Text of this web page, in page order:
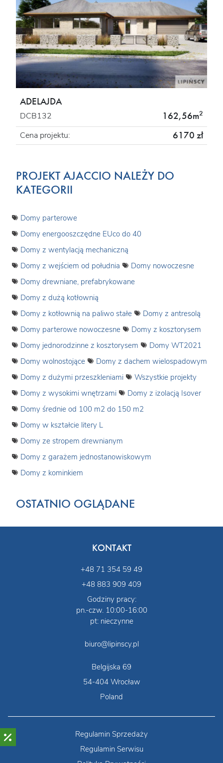
ADELAJDA
DCB132 162,56m2
Cena projektu: 6170 zł
PROJEKT AJACCIO NALEŻY DO
KATEGORII
Domy parterowe
Domy energooszczędne EUco do 40
Domy z wentylacją mechaniczną
Domy z wejściem od południa
Domy nowoczesne
Domy drewniane, prefabrykowane
Domy z dużą kotłownią
Domy z kotłownią na paliwo stałe
Domy z antresolą
Domy parterowe nowoczesne
Domy z kosztorysem
Domy jednorodzinne z kosztorysem
Domy WT2021
Domy wolnostojące
Domy z dachem wielospadowym
Domy z dużymi przeszkleniami
Wszystkie projekty
Domy z wysokimi wnętrzami
Domy z izolacją Isover
Domy średnie od 100 m2 do 150 m2
Domy w kształcie litery L
Domy ze stropem drewnianym
Domy z garażem jednostanowiskowym
Domy z kominkiem
OSTATNIO OGLĄDANE
KONTAKT
+48 71 354 59 49
+48 883 909 409
Godziny pracy:
pn.-czw. 10:00-16:00
pt: nieczynne
biuro@lipinscy.pl
Belgijska 69
54-404 Wrocław
Poland
Regulamin Sprzedaży
Regulamin Serwisu